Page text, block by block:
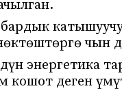
энергетика
кошот деген